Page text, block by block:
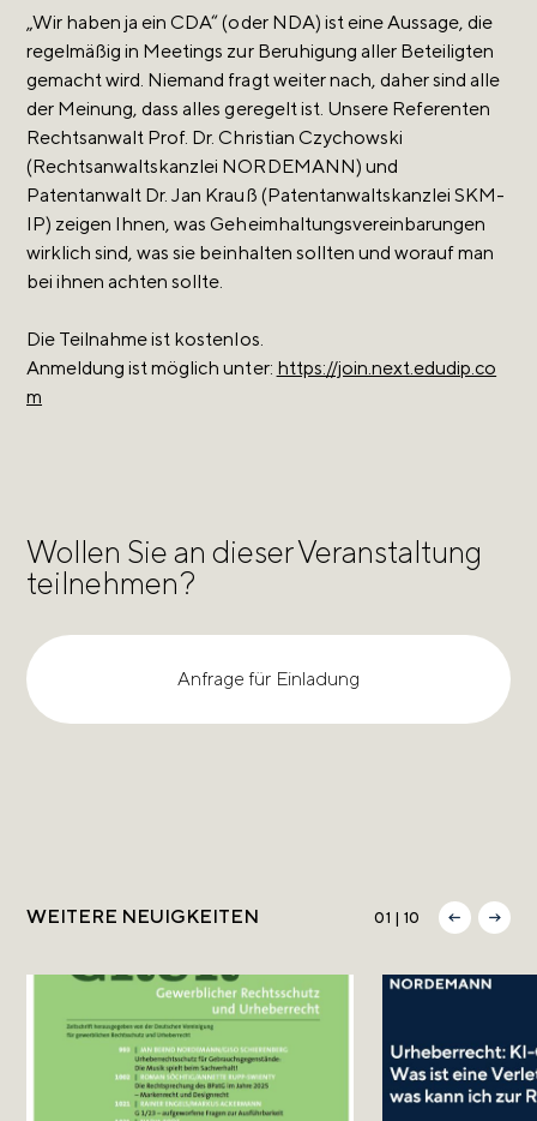
„Wir haben ja ein CDA“ (oder NDA) ist eine Aussage, die
regelmäßig in Meetings zur Beruhigung aller Beteiligten
gemacht wird. Niemand fragt weiter nach, daher sind alle
der Meinung, dass alles geregelt ist. Unsere Referenten
Rechtsanwalt Prof. Dr. Christian Czychowski
(Rechtsanwaltskanzlei NORDEMANN) und
Patentanwalt Dr. Jan Krauß (Patentanwaltskanzlei SKM-
IP) zeigen Ihnen, was Geheimhaltungsvereinbarungen
wirklich sind, was sie beinhalten sollten und worauf man
bei ihnen achten sollte.
Die Teilnahme ist kostenlos.
Anmeldung ist möglich unter: https://join.next.edudip.co
m
Wollen Sie an dieser Veranstaltung
teilnehmen?
Anfrage für Einladung
WEITERE NEUIGKEITEN 01 | 10